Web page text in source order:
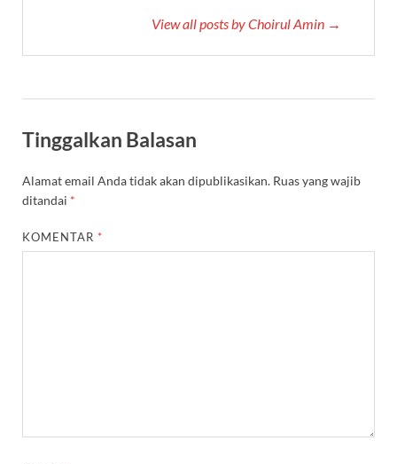
View all posts by Choirul Amin →
Tinggalkan Balasan
Alamat email Anda tidak akan dipublikasikan. Ruas yang wajib
ditandai *
KOMENTAR *